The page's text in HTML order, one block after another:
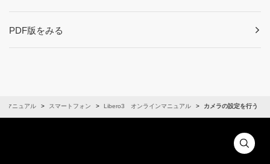
PDF版をみる
マニュアル スマートフォン Libero3 オンラインマニュアル カメラの設定を行う